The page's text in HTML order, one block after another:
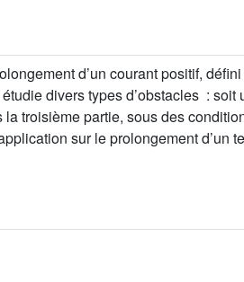
d’un courant positif,
divers types d’obstacles :
troisième partie, sous des
sur le prolongement